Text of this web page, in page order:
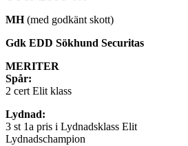
MH(med godkänt skott)
Gdk EDD Sökhund Securitas
MERITER
Spår:
2 cert Elit klass
Lydnad:
3 st 1a pris i Lydnadsklass Elit
Lydnadschampion